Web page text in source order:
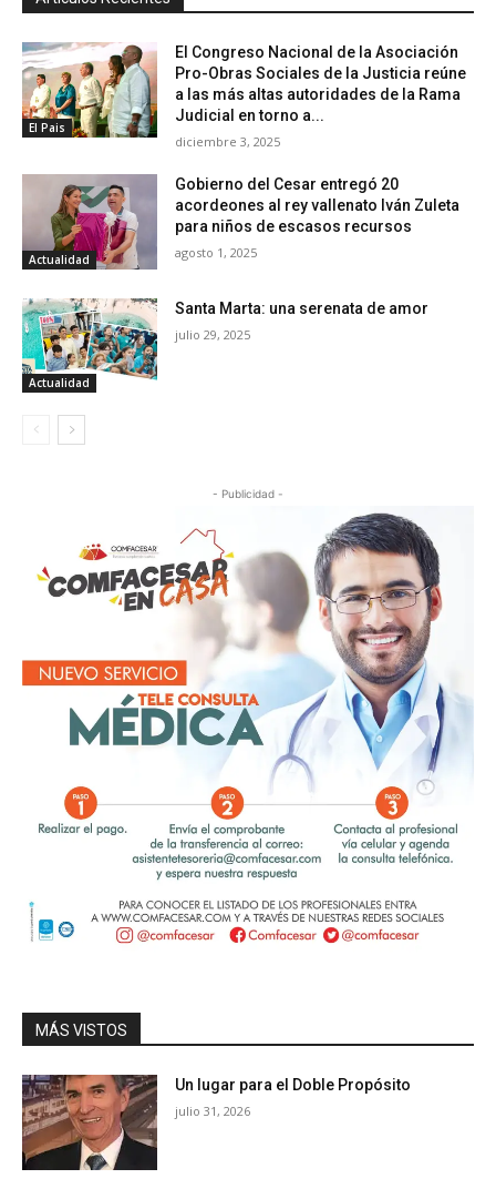
El Pais
El Congreso Nacional de la Asociación
Pro-Obras Sociales de la Justicia reúne
a las más altas autoridades de la Rama
Judicial en torno a...
diciembre 3, 2025
Actualidad
Gobierno del Cesar entregó 20
acordeones al rey vallenato Iván Zuleta
para niños de escasos recursos
agosto 1, 2025
Actualidad
Santa Marta: una serenata de amor
julio 29, 2025
- Publicidad -
MÁS VISTOS
Un lugar para el Doble Propósito
julio 31, 2026